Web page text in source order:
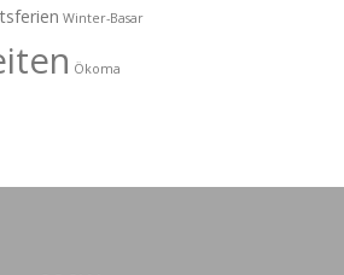
Winter-Basar
Ökoma